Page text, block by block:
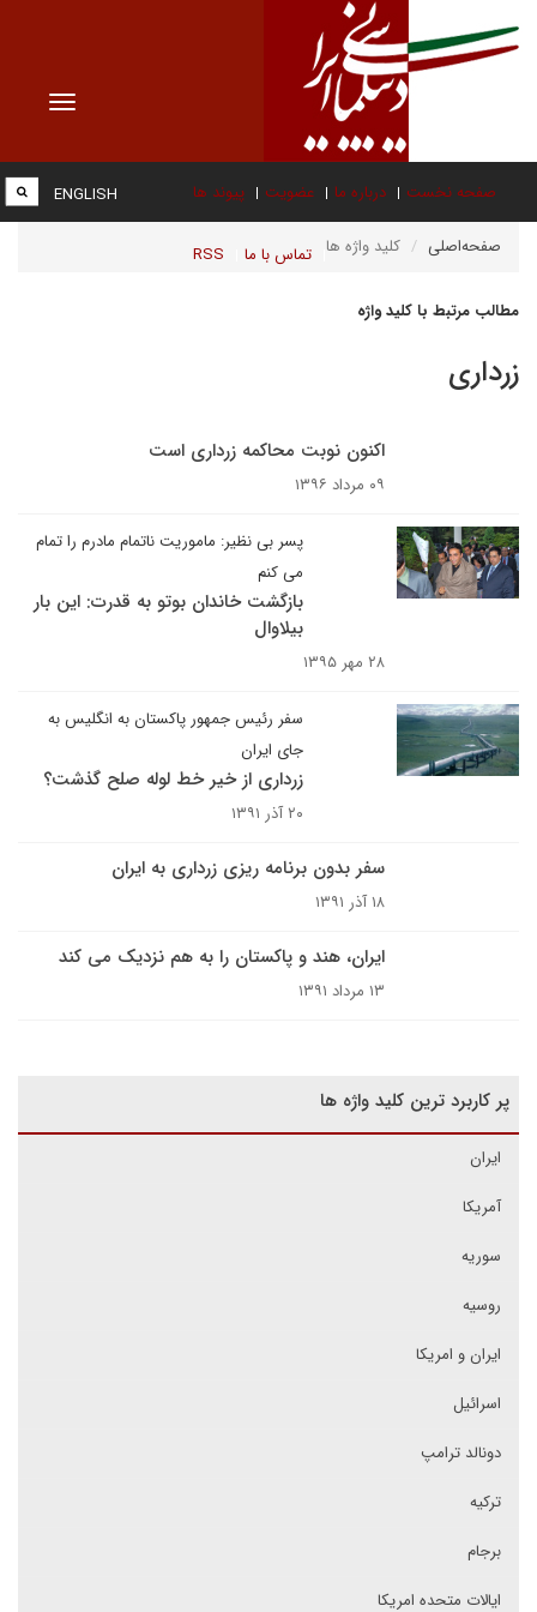
Toggle
صفحه نخست درباره ما عضویت پیوند ها
تماس با ما RSS
ENGLISH
صفحه‌اصلی کلید واژه ها
مطالب مرتبط با کلید واژه
زرداری
اکنون نوبت محاکمه زرداری است
۰۹ مرداد ۱۳۹۶
پسر بی‌ نظیر: ماموریت ناتمام مادرم را تمام
می کنم
بازگشت خاندان بوتو به قدرت: این بار
بیلاوال
۲۸ مهر ۱۳۹۵
سفر رئیس جمهور پاکستان به انگلیس به
جای ایران
زرداری از خیر خط لوله صلح گذشت؟
۲۰ آذر ۱۳۹۱
سفر بدون برنامه ریزی زرداری به ایران
۱۸ آذر ۱۳۹۱
ایران، هند و پاکستان را به هم نزدیک می کند
۱۳ مرداد ۱۳۹۱
پر کاربرد ترین کلید واژه ها
ایران
آمریکا
سوریه
روسیه
ایران و امریکا
اسرائیل
دونالد ترامپ
ترکیه
برجام
ایالات متحده امریکا